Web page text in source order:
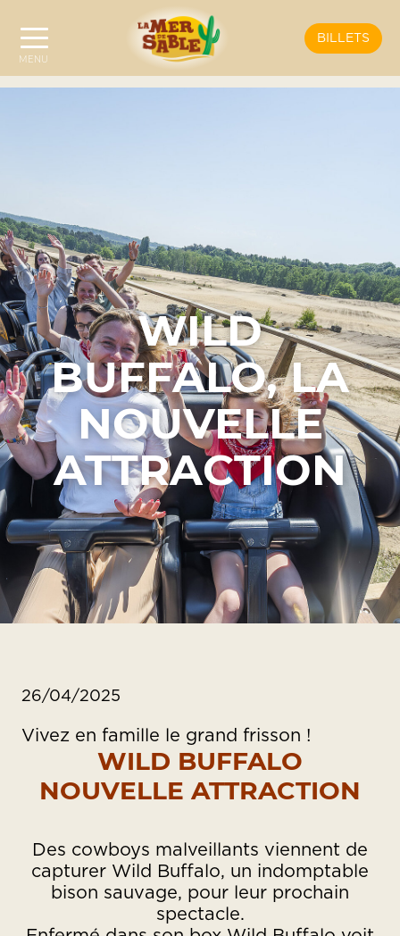
BILLETS
WILD
BUFFALO, LA
NOUVELLE
ATTRACTION
26/04/2025
Vivez en famille le grand frisson !
WILD BUFFALO
NOUVELLE ATTRACTION
Des cowboys malveillants viennent de
capturer Wild Buffalo, un indomptable
bison sauvage, pour leur prochain
spectacle.